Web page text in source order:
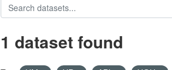
1 dataset found